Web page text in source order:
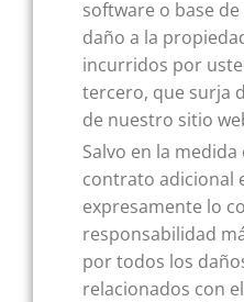
software o base
daño a la
incurridos por
tercero, que surja
de nuestro sitio
Salvo en la
contrato adicional
expresamente lo
responsabilidad
por todos los
relacionados con